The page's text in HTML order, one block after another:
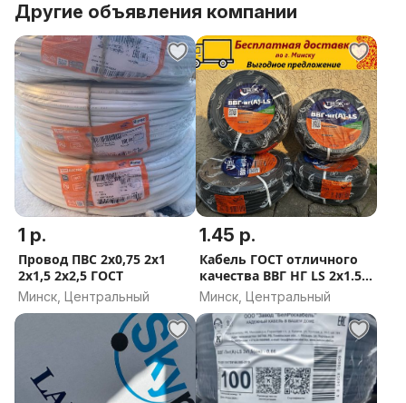
Другие объявления компании
1 р.
Провод ПВС 2х0,75 2х1
2х1,5 2x2,5 ГОСТ
Минск, Центральный
1.45 р.
Кабель ГОСТ отличного
качества ВВГ НГ LS 2х1.5
2х2.5 3х1.5 3х2.5
Минск, Центральный